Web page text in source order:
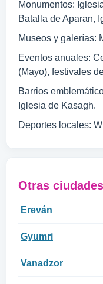
Monumentos:
Batalla de Aparan,
Museos y galerías:
Eventos anuales:
(Mayo), festivales
Barrios
Iglesia de Kasagh.
Deportes locales:
Otras
Ereván
Gyumri
Vanadzor